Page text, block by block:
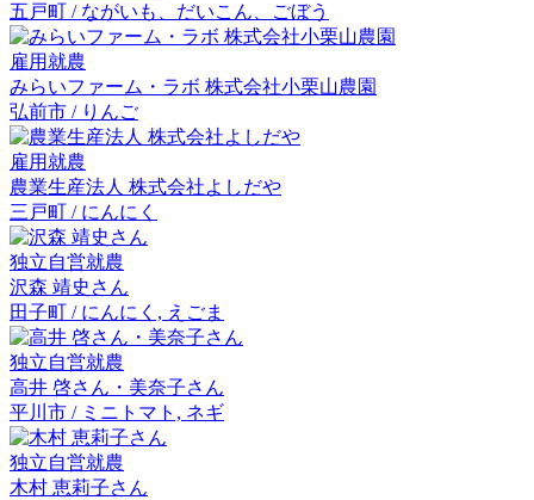
五戸町 / ながいも、だいこん、ごぼう
雇用就農
みらいファーム・ラボ 株式会社小栗山農園
弘前市 / りんご
雇用就農
農業生産法人 株式会社よしだや
三戸町 / にんにく
独立自営就農
沢森 靖史 さん
田子町 / にんにく, えごま
独立自営就農
高井 啓さん・ 美奈子さん
平川市 / ミニトマト, ネギ
独立自営就農
木村 恵莉子さん